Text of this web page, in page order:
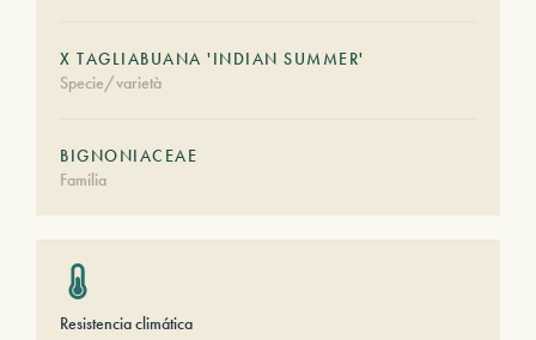
X TAGLIABUANA 'INDIAN SUMMER'
Specie/varietà
BIGNONIACEAE
Familia
Resistencia climática